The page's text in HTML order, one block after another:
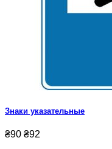
Знаки указательные
₴90 ₴92